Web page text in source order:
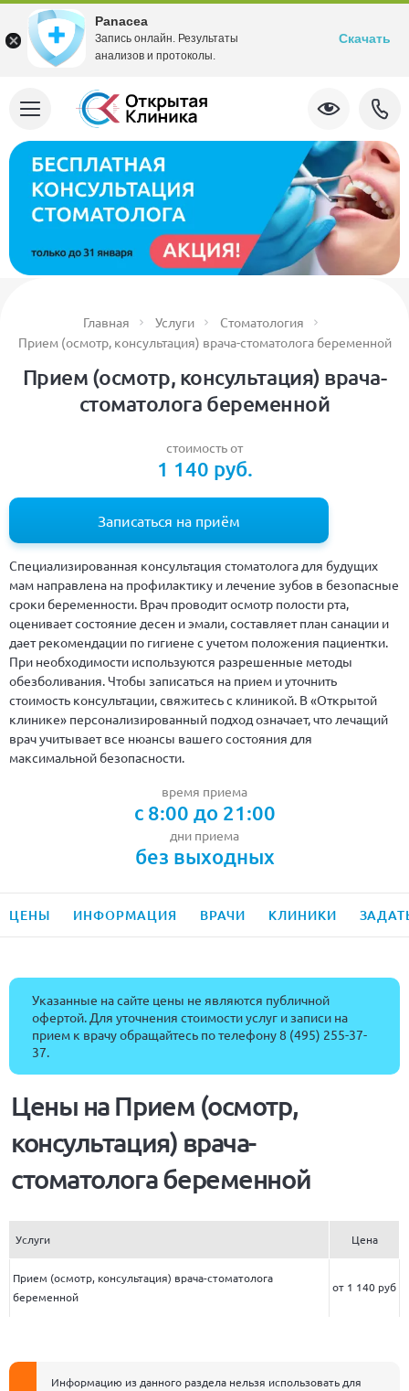
Главная Услуги
Стоматология
Прием (осмотр, консультация) врача-стоматолога беременной
Прием (осмотр, консультация) врача-
стоматолога беременной
стоимость от
1 140 руб.
Записаться на приём
Специализированная консультация стоматолога для будущих
мам направлена на профилактику и лечение зубов в безопасные
сроки беременности. Врач проводит осмотр полости рта,
оценивает состояние десен и эмали, составляет план санации и
дает рекомендации по гигиене с учетом положения пациентки.
При необходимости используются разрешенные методы
обезболивания. Чтобы записаться на прием и уточнить
стоимость консультации, свяжитесь с клиникой. В «Открытой
клинике» персонализированный подход означает, что лечащий
врач учитывает все нюансы вашего состояния для
максимальной безопасности.
время приема
с 8:00 до 21:00
дни приема
без выходных
ЦЕНЫ ИНФОРМАЦИЯ ВРАЧИ КЛИНИКИ
Указанные на сайте цены не являются публичной
офертой. Для уточнения стоимости услуг и записи на
прием к врачу обращайтесь по телефону8 (495) 255-37-
37.
Цены на Прием (осмотр,
консультация) врача-
стоматолога беременной
Услуги Цена
Прием (осмотр, консультация) врача-стоматолога
беременной
от 1 140 руб
Информацию из данного раздела нельзя использовать для
Panacea
Запись онлайн. Результаты
анализов и протоколы.
Скачать